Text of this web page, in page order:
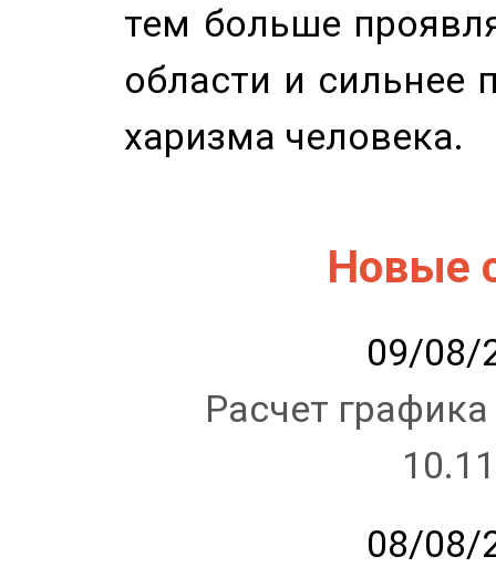
тем больше
области и сильнее
харизма человека.
Новые
09/08/
Расчет
08/08/